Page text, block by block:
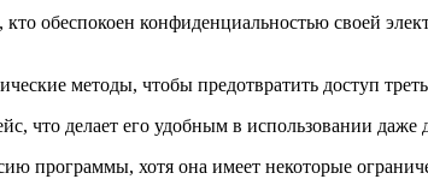
обеспокоен конфиденциальностью своей
методы, чтобы предотвратить доступ
что делает его удобным в использовании даже
программы, хотя она имеет некоторые